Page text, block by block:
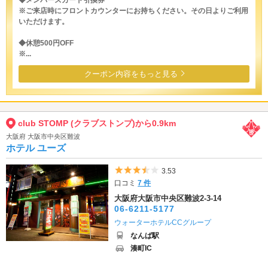
※ご来店時にフロントカウンターにお持ちください。その日よりご利用
いただけます。
◆休憩500円OFF
※...
クーポン内容をもっと見る
club STOMP (クラブストンプ)から0.9km
大阪府 大阪市中央区難波
ホテル ユーズ
5つ星のうち3.5
3.53
口コミ7 件
大阪府大阪市中央区難波2-3-14
06-6211-5177
ウォーターホテルCCグループ
なんば駅
湊町IC